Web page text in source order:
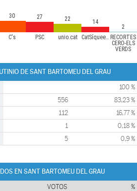
C's PSC unio.cat CatSíqueesPot RECORTES
CERO-ELS
VERDS
30 27 22 14
2
DE SANT BARTOMEU DEL GRAU
100 %
556 83,23 %
112 16,77 %
1 0,18 %
5 0,9 %
EN SANT BARTOMEU DEL GRAU
VOTOS %